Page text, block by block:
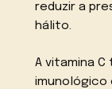
reduzir a
hálito.
A vitamina
imunológico